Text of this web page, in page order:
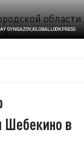
GYNGAZOV/GLOBALLOOKPRESS
Шебекино в